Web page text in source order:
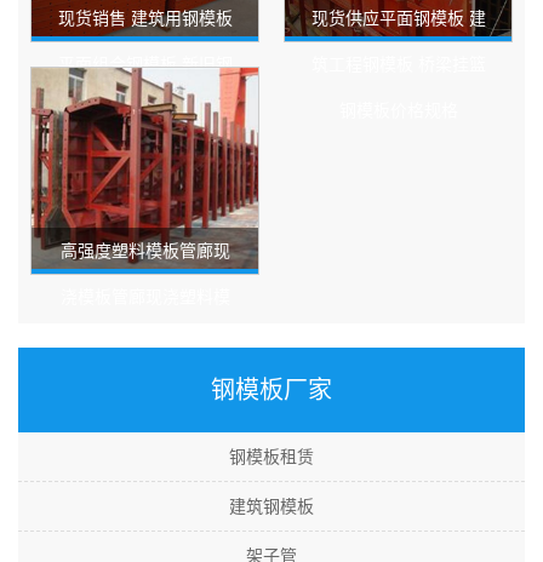
现货销售 建筑用钢模板
平面组合钢模板 新旧钢
模板 模板钩卡
现货供应平面钢模板 建
高强度塑料模板管廊现
板钢模板厂家
钢模板厂家
钢模板租赁
建筑钢模板
架子管